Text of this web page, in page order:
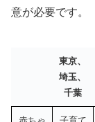
意が必要です。
東京、
埼玉、
千葉